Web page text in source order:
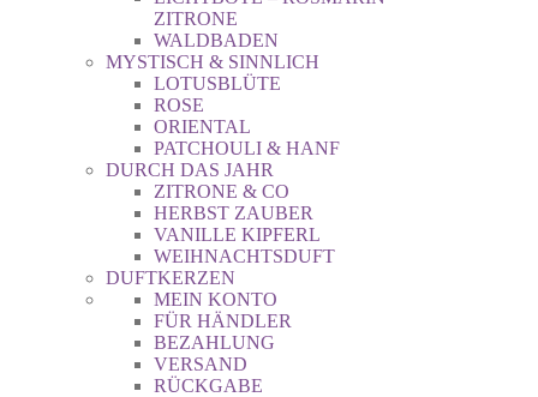
ZITRONE
WALDBADEN
MYSTISCH & SINNLICH
LOTUSBLÜTE
ROSE
ORIENTAL
PATCHOULI & HANF
DURCH DAS JAHR
ZITRONE & CO
HERBST ZAUBER
VANILLE KIPFERL
WEIHNACHTSDUFT
DUFTKERZEN
MEIN KONTO
FÜR HÄNDLER
BEZAHLUNG
VERSAND
RÜCKGABE